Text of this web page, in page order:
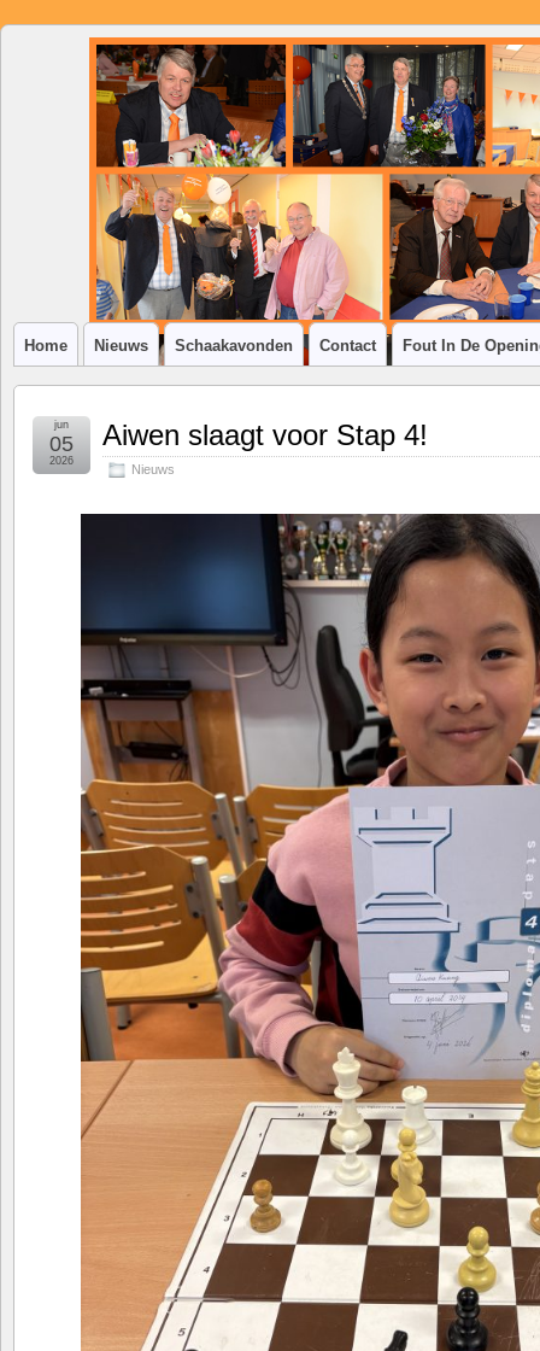
SSV
Klim-
Home Nieuws Schaakavonden Contact Fout In De
Aiwen slaagt voor Stap 4!
Nieuws
jun
05
2026